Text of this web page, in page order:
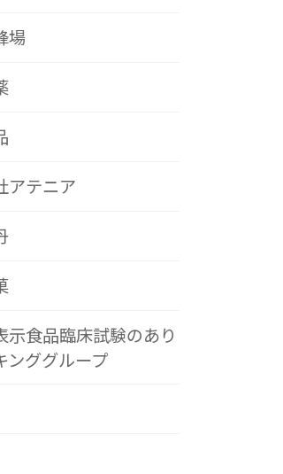
場
アテニア
示食品臨床試験のあり
ンググループ